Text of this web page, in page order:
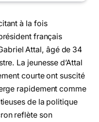
à la fois
français
Attal, âgé de 34
La jeunesse d’Attal
courte ont suscité
rapidement comme
de la politique
reflète son